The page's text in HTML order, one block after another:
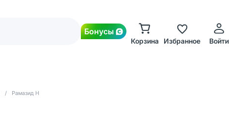
Бонусы
Корзина Избранное Войти
/ Рамазид Н